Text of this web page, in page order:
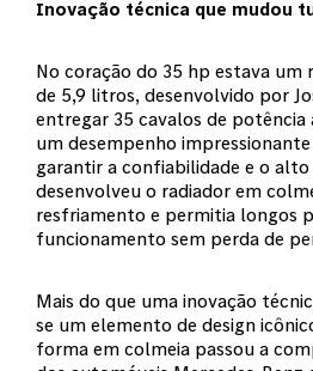
Inovação técnica que mudou
No coração do 35 hp estava
de 5,9 litros, desenvolvido por
entregar 35 cavalos de potência
um desempenho
garantir a confiabilidade e o
desenvolveu o radiador em
resfriamento e permitia longos
funcionamento sem perda de
Mais do que uma inovação
se um elemento de design
forma em colmeia passou a